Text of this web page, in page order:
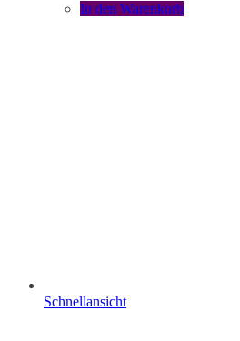
In den Warenkorb
Schnellansicht